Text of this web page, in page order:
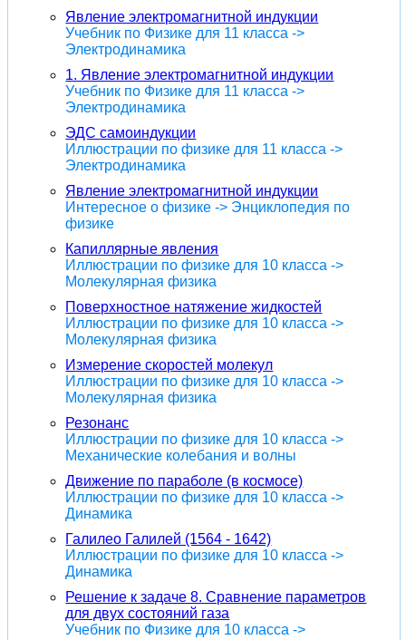
Явление электромагнитной индукции
Учебник по Физике для 11 класса ->
Электродинамика
1. Явление электромагнитной индукции
Учебник по Физике для 11 класса ->
Электродинамика
ЭДС самоиндукции
Иллюстрации по физике для 11 класса ->
Электродинамика
Явление электромагнитной индукции
Интересное о физике -> Энциклопедия по
физике
Капиллярные явления
Иллюстрации по физике для 10 класса ->
Молекулярная физика
Поверхностное натяжение жидкостей
Иллюстрации по физике для 10 класса ->
Молекулярная физика
Измерение скоростей молекул
Иллюстрации по физике для 10 класса ->
Молекулярная физика
Резонанс
Иллюстрации по физике для 10 класса ->
Механические колебания и волны
Движение по параболе (в космосе)
Иллюстрации по физике для 10 класса ->
Динамика
Галилео Галилей (1564 - 1642)
Иллюстрации по физике для 10 класса ->
Динамика
Решение к задаче 8. Сравнение параметров
для двух состояний газа
Учебник по Физике для 10 класса ->